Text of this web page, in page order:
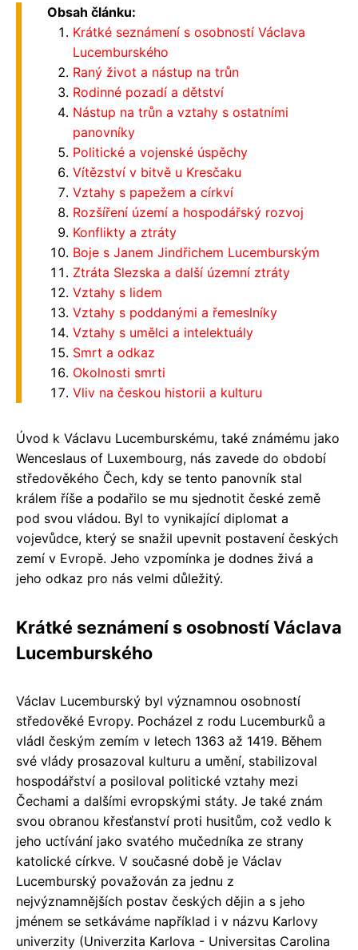
Obsah článku:
Krátké seznámení s osobností Václava
Lucemburského
Raný život a nástup na trůn
Rodinné pozadí a dětství
Nástup na trůn a vztahy s ostatními
panovníky
Politické a vojenské úspěchy
Vítězství v bitvě u Kresčaku
Vztahy s papežem a církví
Rozšíření území a hospodářský rozvoj
Konflikty a ztráty
Boje s Janem Jindřichem Lucemburským
Ztráta Slezska a další územní ztráty
Vztahy s lidem
Vztahy s poddanými a řemeslníky
Vztahy s umělci a intelektuály
Smrt a odkaz
Okolnosti smrti
Vliv na českou historii a kulturu
Úvod k Václavu Lucemburskému, také známému jako
Wenceslaus of Luxembourg, nás zavede do období
středověkého Čech, kdy se tento panovník stal
králem říše a podařilo se mu sjednotit české země
pod svou vládou. Byl to vynikající diplomat a
vojevůdce, který se snažil upevnit postavení českých
zemí v Evropě. Jeho vzpomínka je dodnes živá a
jeho odkaz pro nás velmi důležitý.
Krátké seznámení s osobností Václava
Lucemburského
Václav Lucemburský byl významnou osobností
středověké Evropy. Pocházel z rodu Lucemburků a
vládl českým zemím v letech 1363 až 1419. Během
své vlády prosazoval kulturu a umění, stabilizoval
hospodářství a posiloval politické vztahy mezi
Čechami a dalšími evropskými státy. Je také znám
svou obranou křesťanství proti husitům, což vedlo k
jeho uctívání jako svatého mučedníka ze strany
katolické církve. V současné době je Václav
Lucemburský považován za jednu z
nejvýznamnějších postav českých dějin a s jeho
jménem se setkáváme například i v názvu Karlovy
univerzity (Univerzita Karlova - Universitas Carolina